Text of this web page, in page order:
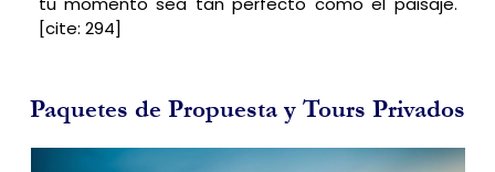
[cite: 294]
Paquetes de Propuesta y Tours Privados